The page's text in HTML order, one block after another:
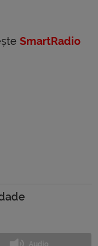
SmartRadio